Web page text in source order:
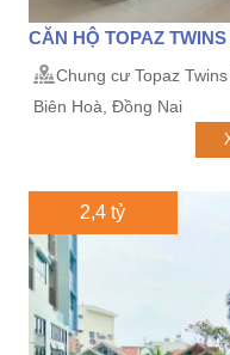
CĂN HỘ TOPAZ
Chung cư Topaz
Biên Hoà, Đồng Nai
2,4 tỷ